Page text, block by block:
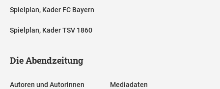
Spielplan, Kader FC Bayern
Spielplan, Kader TSV 1860
Die Abendzeitung
Autoren und Autorinnen Mediadaten